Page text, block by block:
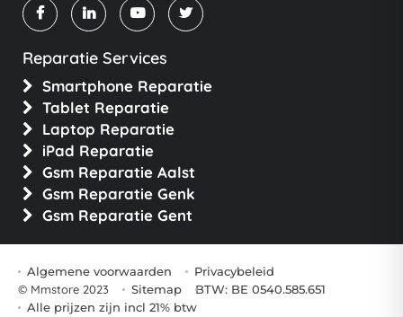
Reparatie Services
Smartphone Reparatie
Tablet Reparatie
Laptop Reparatie
iPad Reparatie
Gsm Reparatie Aalst
Gsm Reparatie Genk
Gsm Reparatie Gent
Algemene voorwaarden
Privacybeleid
© Mmstore 2023
Sitemap
BTW: BE 0540.585.651
Alle prijzen zijn incl 21% btw